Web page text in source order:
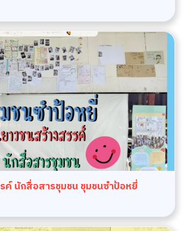
ค์ นักสื่อสารชุมชน ชุมชนซำป้อหยี่